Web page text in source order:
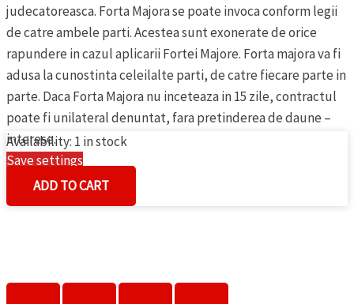
judecatoreasca. Forta Majora se poate invoca conform legii
de catre ambele parti. Acestea sunt exonerate de orice
rapundere in cazul aplicarii Fortei Majore. Forta majora va fi
adusa la cunostinta celeilalte parti, de catre fiecare parte in
parte. Daca Forta Majora nu inceteaza in 15 zile, contractul
poate fi unilateral denuntat, fara pretinderea de daune –
interese.
Save settings
Cookies settings
Availability: 1 in stock
ADD TO CART